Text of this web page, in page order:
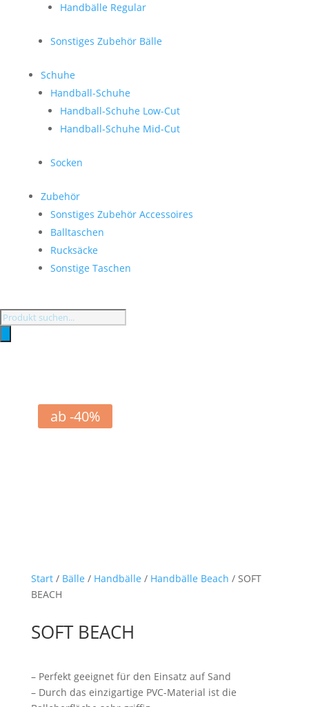
Handbälle Regular
Sonstiges Zubehör Bälle
Schuhe
Handball-Schuhe
Handball-Schuhe Low-Cut
Handball-Schuhe Mid-Cut
Socken
Zubehör
Sonstiges Zubehör Accessoires
Balltaschen
Rucksäcke
Sonstige Taschen
Products
ab -40%
Start/ Bälle / Handbälle / Handbälle Beach / SOFT
BEACH
SOFT BEACH
– Perfekt geeignet für den Einsatz auf Sand
– Durch das einzigartige PVC-Material ist die